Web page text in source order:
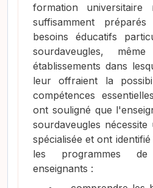
formation
suffisamment
besoins éducatifs
sourdaveugles,
établissements dans
leur offraient la
compétences
ont souligné que
sourdaveugles
spécialisée et ont
les programmes
enseignants :